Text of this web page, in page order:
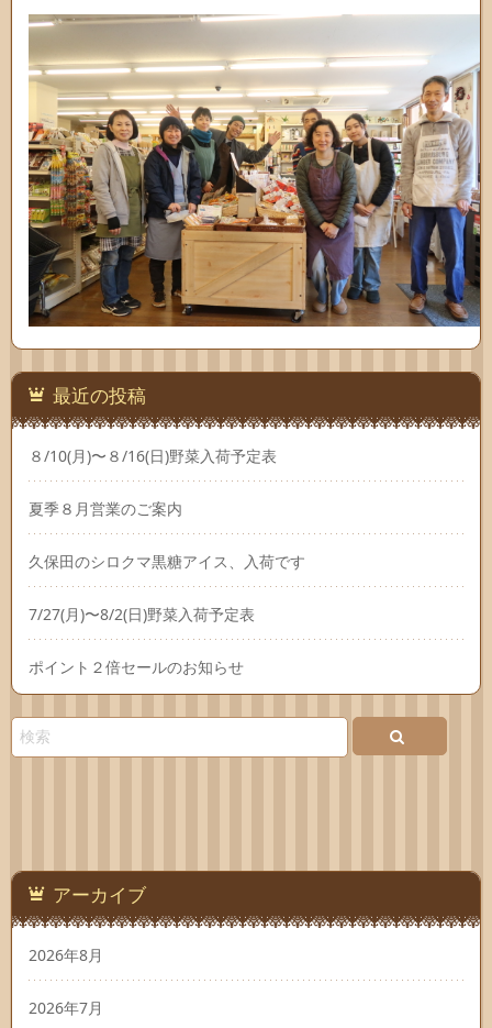
最近の投稿
８/10(月)〜８/16(日)野菜入荷予定表
夏季８月営業のご案内
久保田のシロクマ黒糖アイス、入荷です
7/27(月)〜8/2(日)野菜入荷予定表
ポイント２倍セールのお知らせ
アーカイブ
2026年8月
2026年7月